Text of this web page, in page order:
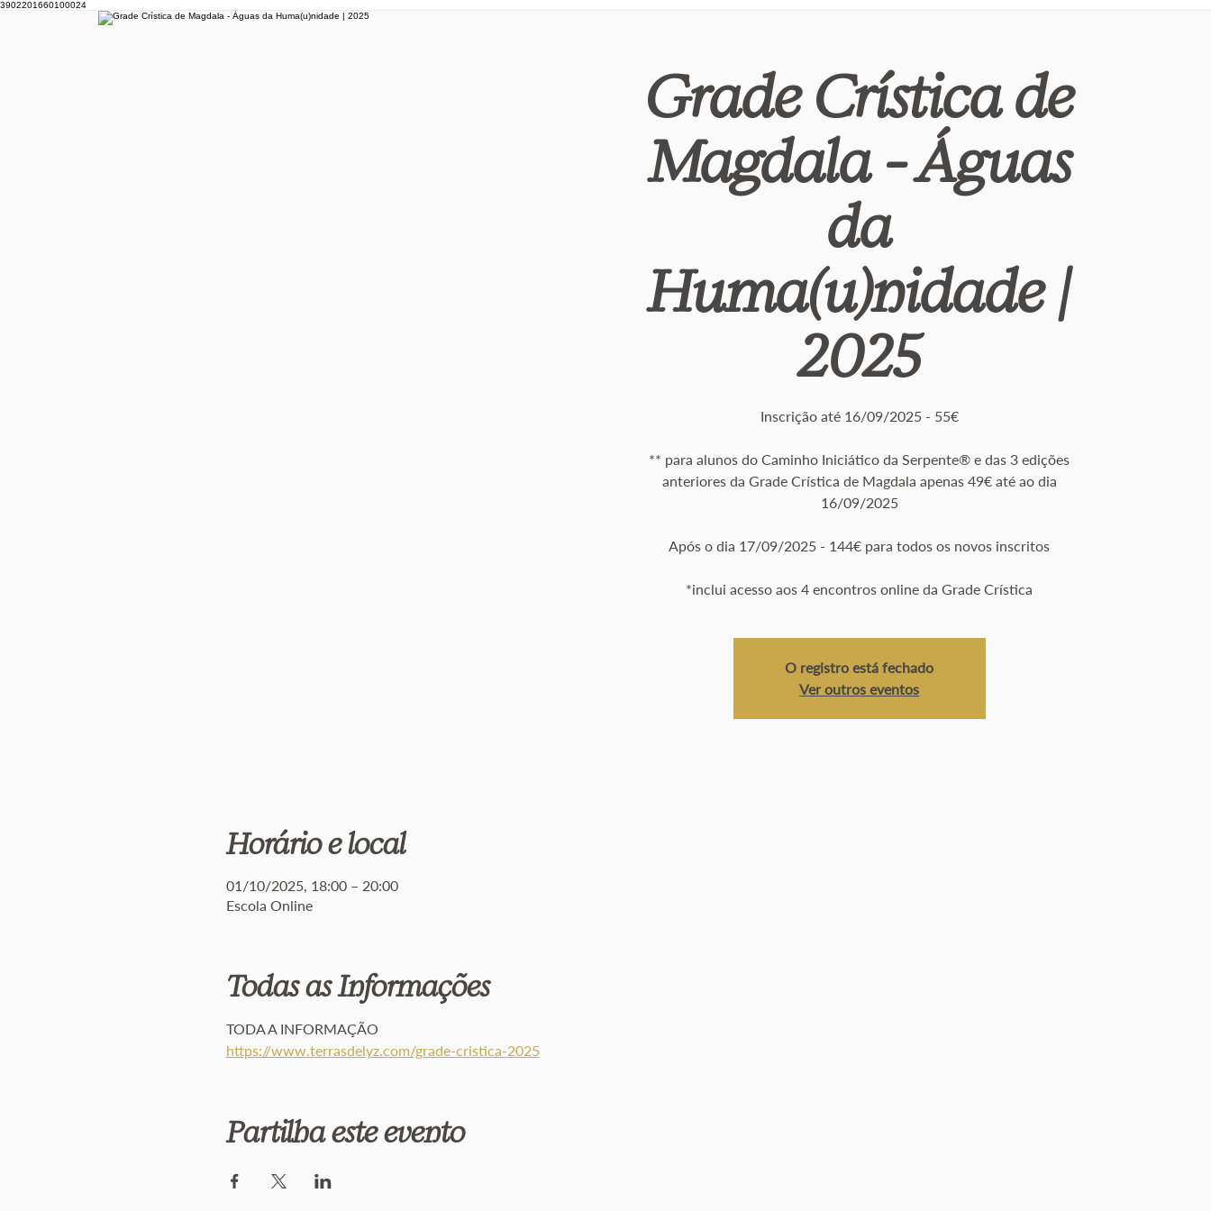
3902201660100024
Grade Crística de
Magdala - Águas
da
Huma(u)nidade |
2025
​Inscrição até 16/09/2025 - 55€
** para alunos do Caminho Iniciático da Serpente® e das 3 edições
anteriores da Grade Crística de Magdala apenas 49€ até ao dia
16/09/2025
Após o dia 17/09/2025 - 144€ para todos os novos inscritos
*inclui acesso aos 4 encontros online da Grade Crística
O registro está fechado
Ver outros eventos
Horário e local
01/10/2025, 18:00 – 20:00
Escola Online
Todas as Informações
TODA A INFORMAÇÃO
https://www.terrasdelyz.com/grade-cristica-2025
Partilha este evento